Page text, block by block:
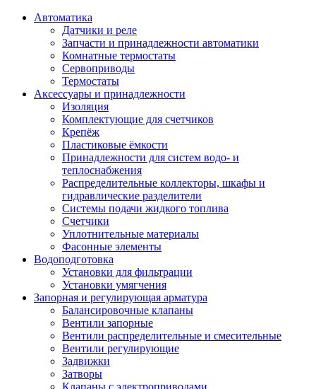
Автоматика
Датчики и реле
Запчасти и принадлежности автоматики
Комнатные термостаты
Сервоприводы
Термостаты
Аксессуары и принадлежности
Изоляция
Комплектующие для счетчиков
Крепёж
Пластиковые ёмкости
Принадлежности для систем водо- и
теплоснабжения
Распределительные коллекторы, шкафы и
гидравлические разделители
Системы подачи жидкого топлива
Счетчики
Уплотнительные материалы
Фасонные элементы
Водоподготовка
Установки для фильтрации
Установки умягчения
Запорная и регулирующая арматура
Балансировочные клапаны
Вентили запорные
Вентили распределительные и смесительные
Вентили регулирующие
Задвижки
Затворы
Клапаны с электроприводами